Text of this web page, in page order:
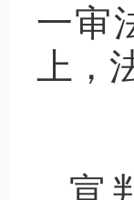
一审
上，
宣